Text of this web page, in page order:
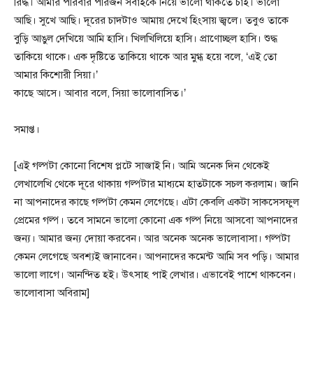
আছি। সুখে আছি। দূরের চাদটাও আমায় দেখে হিংসায় জ্বলে। তবুও তাকে
বুড়ি আঙুল দেখিয়ে আমি হাসি। খিলখিলিয়ে হাসি। প্রাণোচ্ছল হাসি। শুদ্ধ
তাকিয়ে থাকে। এক দৃষ্টিতে তাকিয়ে থাকে আর মুগ্ধ হয়ে বলে, ‘এই তো
আমার কিশোরী সিয়া।’
কাছে আসে। আবার বলে, সিয়া ভালোবাসিত।’
সমাপ্ত।
[এই গল্পটা কোনো বিশেষ প্লটে সাজাই নি। আমি অনেক দিন থেকেই
লেখালেখি থেকে দূরে থাকায় গল্পটার মাধ্যমে হাতটাকে সচল করলাম। জানি
না আপনাদের কাছে গল্পটা কেমন লেগেছে। এটা কেবলি একটা সাকসেসফুল
প্রেমের গল্প। তবে সামনে ভালো কোনো এক গল্প নিয়ে আসবো আপনাদের
জন্য। আমার জন্য দোয়া করবেন। আর অনেক অনেক ভালোবাসা। গল্পটা
কেমন লেগেছে অবশ্যই জানাবেন। আপনাদের কমেন্ট আমি সব পড়ি। আমার
ভালো লাগে। আনন্দিত হই। উৎসাহ পাই লেখার। এভাবেই পাশে থাকবেন।
ভালোবাসা অবিরাম]